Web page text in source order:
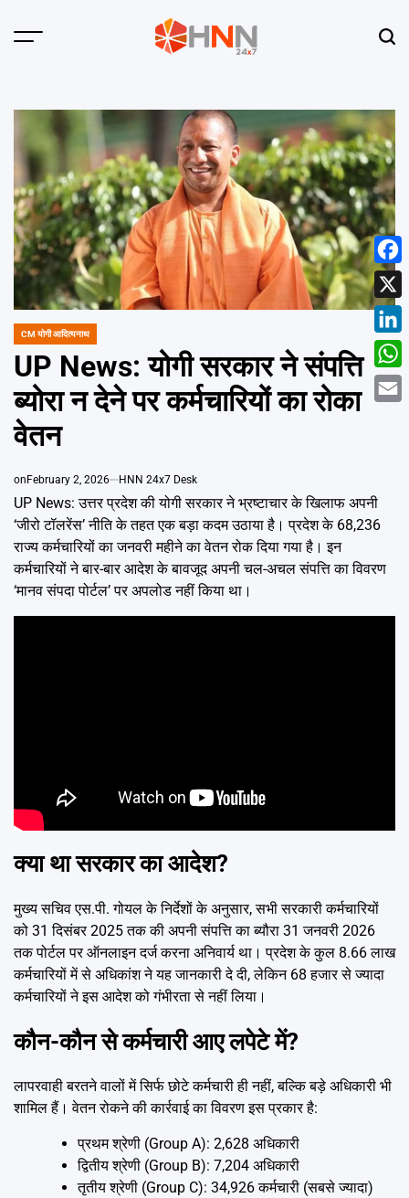
Menu
POSTED
CM योगी आदित्यनाथ
UP News: योगी सरकार ने संपत्ति
ब्योरा न देने पर कर्मचारियों का रोका
वेतन
onFebruary 2, 2026 HNN 24x7 Desk
UP News: उत्तर प्रदेश की योगी सरकार ने भ्रष्टाचार के खिलाफ अपनी
‘जीरो टॉलरेंस’ नीति के तहत एक बड़ा कदम उठाया है। प्रदेश के 68,236
राज्य कर्मचारियों का जनवरी महीने का वेतन रोक दिया गया है। इन
कर्मचारियों ने बार-बार आदेश के बावजूद अपनी चल-अचल संपत्ति का विवरण
‘मानव संपदा पोर्टल’ पर अपलोड नहीं किया था।
क्या था सरकार का आदेश?
मुख्य सचिव एस.पी. गोयल के निर्देशों के अनुसार, सभी सरकारी कर्मचारियों
को 31 दिसंबर 2025 तक की अपनी संपत्ति का ब्यौरा 31 जनवरी 2026
तक पोर्टल पर ऑनलाइन दर्ज करना अनिवार्य था। प्रदेश के कुल 8.66 लाख
कर्मचारियों में से अधिकांश ने यह जानकारी दे दी, लेकिन 68 हजार से ज्यादा
कर्मचारियों ने इस आदेश को गंभीरता से नहीं लिया।
कौन-कौन से कर्मचारी आए लपेटे में?
लापरवाही बरतने वालों में सिर्फ छोटे कर्मचारी ही नहीं, बल्कि बड़े अधिकारी भी
शामिल हैं। वेतन रोकने की कार्रवाई का विवरण इस प्रकार है:
प्रथम श्रेणी (Group A): 2,628 अधिकारी
द्वितीय श्रेणी (Group B): 7,204 अधिकारी
तृतीय श्रेणी (Group C): 34,926 कर्मचारी (सबसे ज्यादा)
X